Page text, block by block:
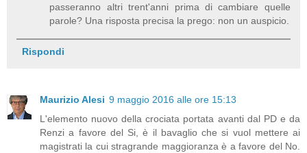
passeranno altri trent'anni prima di cambiare quelle
parole? Una risposta precisa la prego: non un auspicio.
Rispondi
Maurizio Alesi 9 maggio 2016 alle ore 15:13
L'elemento nuovo della crociata portata avanti dal PD e da
Renzi a favore del Si, è il bavaglio che si vuol mettere ai
magistrati la cui stragrande maggioranza è a favore del No.